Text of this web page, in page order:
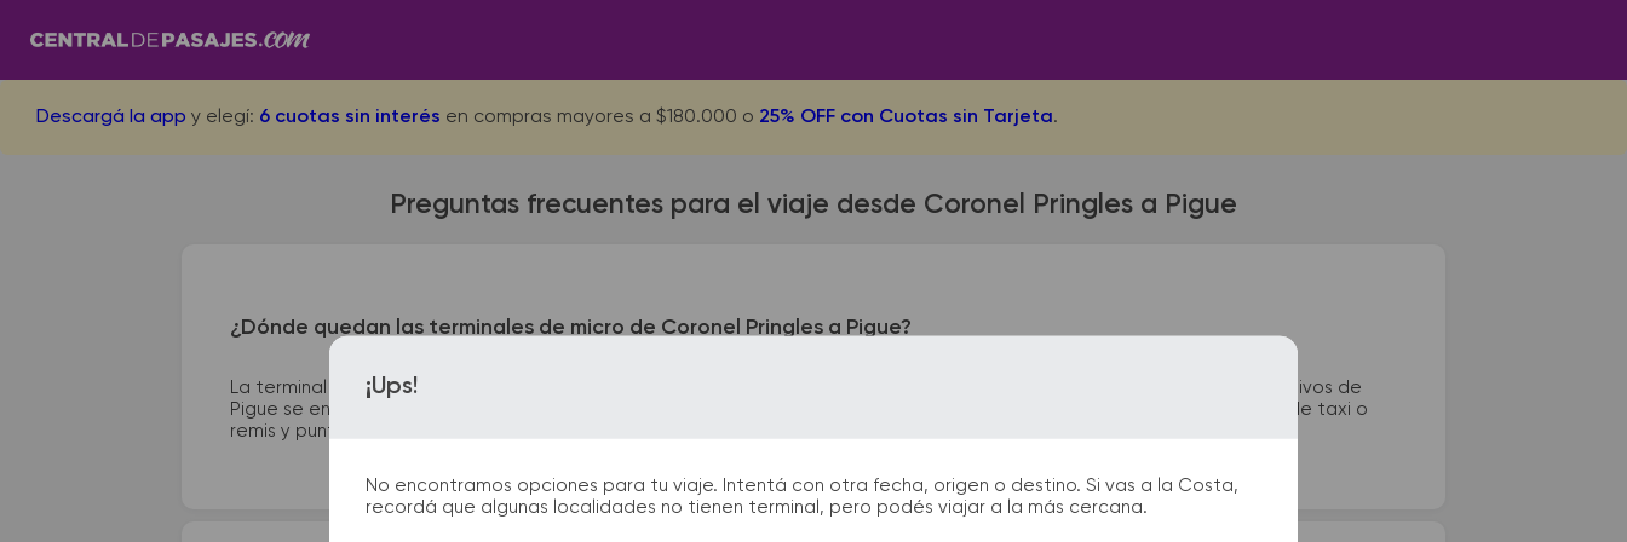
Descargá la app y elegí: 6 cuotas sin interés en compras mayores a $180.000 o 25% OFF con Cuotas sin Tarjeta.
¡Ups!
No encontramos opciones para tu viaje. Intentá con otra fecha, origen o destino. Si vas a la Costa,
recordá que algunas localidades no tienen terminal, pero podés viajar a la más cercana.
Preguntas frecuentes para el viaje desde Coronel Pringles a Pigue
¿Dónde quedan las terminales de micro de Coronel Pringles a Pigue?
La terminal de ómnibus de Coronel Pringles queda ubicada en LIBERTAD Y BELGRANO 02922- 462595. La terminal de colectivos de
Pigue se encuentra en Terminal - Avellaneda 401. En las terminales de bus podrás encontrar kioscos, sanitarios, paradas de taxi o
remis y puntos de información que te facilitarán la partida y el arribo durante tu viaje.